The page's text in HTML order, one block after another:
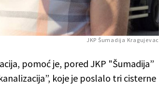
JKP Šumadija Kragujevac
pomoć je, pored JKP "Šumadija”
koje je poslalo tri cisterne